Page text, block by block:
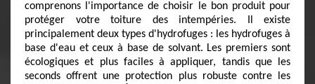
comprenons l'importance de choisir le bon produit pour
protéger votre toiture des intempéries. Il existe
principalement deux types d'hydrofuges : les hydrofuges à
base d'eau et ceux à base de solvant. Les premiers sont
écologiques et plus faciles à appliquer, tandis que les
seconds offrent une protection plus robuste contre les